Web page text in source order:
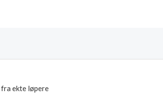
ekte løpere